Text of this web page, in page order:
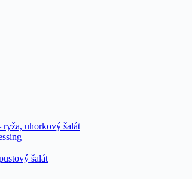
uhorkový šalát
šalát